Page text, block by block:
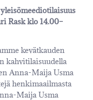
yleisömeediotilaisuus
Rask klo 14.00–
kevätkauden
kahvitilaisuudella
Anna-Maija Usma
henkimaailmasta
Maija Usma